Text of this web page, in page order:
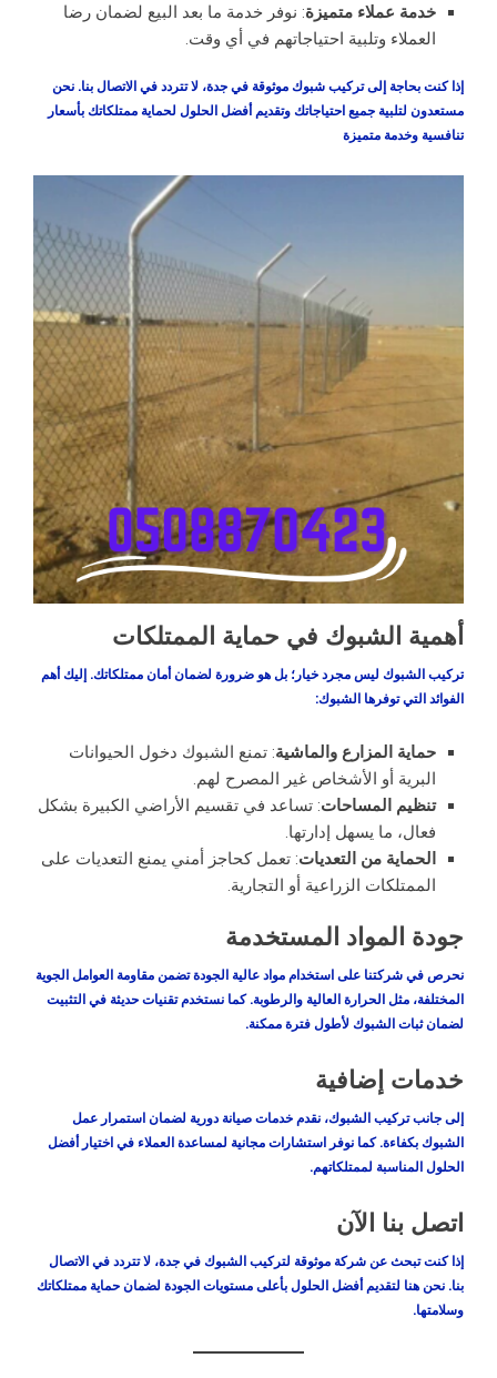
خدمة عملاء متميزة: نوفر خدمة ما بعد البيع لضمان رضا
العملاء وتلبية احتياجاتهم في أي وقت.
إذا كنت بحاجة إلى تركيب شبوك موثوقة في جدة، لا تتردد في الاتصال بنا. نحن
مستعدون لتلبية جميع احتياجاتك وتقديم أفضل الحلول لحماية ممتلكاتك بأسعار
تنافسية وخدمة متميزة
أهمية الشبوك في حماية الممتلكات
تركيب الشبوك ليس مجرد خيار؛ بل هو ضرورة لضمان أمان ممتلكاتك. إليك أهم
الفوائد التي توفرها الشبوك:
حماية المزارع والماشية: تمنع الشبوك دخول الحيوانات
البرية أو الأشخاص غير المصرح لهم.
تنظيم المساحات: تساعد في تقسيم الأراضي الكبيرة بشكل
فعال، ما يسهل إدارتها.
الحماية من التعديات: تعمل كحاجز أمني يمنع التعديات على
الممتلكات الزراعية أو التجارية.
جودة المواد المستخدمة
نحرص في شركتنا على استخدام مواد عالية الجودة تضمن مقاومة العوامل الجوية
المختلفة، مثل الحرارة العالية والرطوبة. كما نستخدم تقنيات حديثة في التثبيت
لضمان ثبات الشبوك لأطول فترة ممكنة.
خدمات إضافية
إلى جانب تركيب الشبوك، نقدم خدمات صيانة دورية لضمان استمرار عمل
الشبوك بكفاءة. كما نوفر استشارات مجانية لمساعدة العملاء في اختيار أفضل
الحلول المناسبة لممتلكاتهم.
اتصل بنا الآن
إذا كنت تبحث عن شركة موثوقة لتركيب الشبوك في جدة، لا تتردد في الاتصال
بنا. نحن هنا لتقديم أفضل الحلول بأعلى مستويات الجودة لضمان حماية ممتلكاتك
وسلامتها.